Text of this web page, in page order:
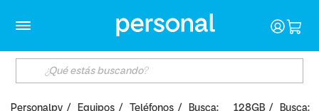
Personalpy Equipos Teléfonos
Busca:
128GB
Busca: